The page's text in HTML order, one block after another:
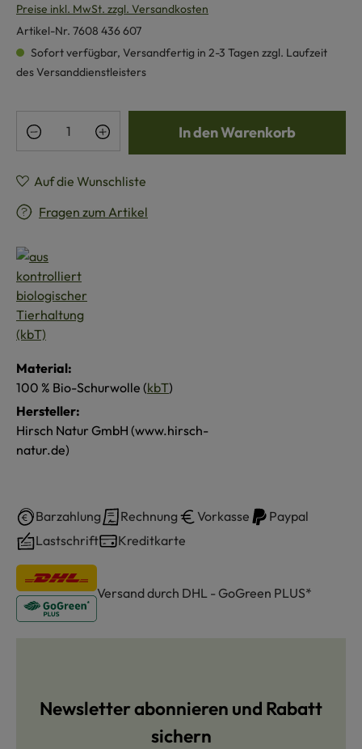
Preise inkl. MwSt. zzgl. Versandkosten
Artikel-Nr. 7608 436 607
Sofort verfügbar, Versandfertig in 2-3 Tagen zzgl. Laufzeit
des Versanddienstleisters
Produkt Anzahl: Gib den gewünschten
In den Warenkorb
Auf die Wunschliste
Fragen zum Artikel
Material:
100 % Bio-Schurwolle (kbT)
Hersteller:
Hirsch Natur GmbH (www.hirsch-
natur.de)
Barzahlung Rechnung Vorkasse
Paypal
Lastschrift
Kreditkarte
Versand durch DHL - GoGreen PLUS*
Newsletter abonnieren und Rabatt
sichern